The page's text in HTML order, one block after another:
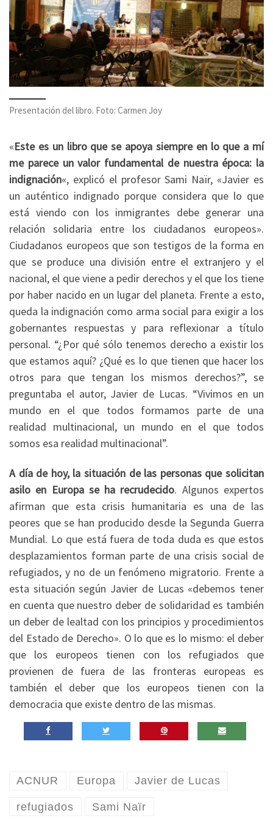
Presentación del libro. Foto: Carmen Joy
«Este es un libro que se apoya siempre en lo que a mí
me parece un valor fundamental de nuestra época: la
indignación«, explicó el profesor Sami Naïr, «Javier es
un auténtico indignado porque considera que lo que
está viendo con los inmigrantes debe generar una
relación solidaria entre los ciudadanos europeos».
Ciudadanos europeos que son testigos de la forma en
que se produce una división entre el extranjero y el
nacional, el que viene a pedir derechos y el que los tiene
por haber nacido en un lugar del planeta. Frente a esto,
queda la indignación como arma social para exigir a los
gobernantes respuestas y para reflexionar a título
personal. “¿Por qué sólo tenemos derecho a existir los
que estamos aquí? ¿Qué es lo que tienen que hacer los
otros para que tengan los mismos derechos?”, se
preguntaba el autor, Javier de Lucas. “Vivimos en un
mundo en el que todos formamos parte de una
realidad multinacional, un mundo en el que todos
somos esa realidad multinacional”.
A día de hoy, la situación de las personas que solicitan
asilo en Europa se ha recrudecido. Algunos expertos
afirman que esta crisis humanitaria es una de las
peores que se han producido desde la Segunda Guerra
Mundial. Lo que está fuera de toda duda es que estos
desplazamientos forman parte de una crisis social de
refugiados, y no de un fenómeno migratorio. Frente a
esta situación según Javier de Lucas «debemos tener
en cuenta que nuestro deber de solidaridad es también
un deber de lealtad con los principios y procedimientos
del Estado de Derecho». O lo que es lo mismo: el deber
que los europeos tienen con los refugiados que
provienen de fuera de las fronteras europeas es
también el deber que los europeos tienen con la
democracia que existe dentro de las mismas.
ACNUR Europa Javier de Lucas
refugiados Sami Naïr